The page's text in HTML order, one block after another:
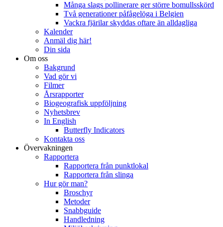
Många slags pollinerare ger större bomullsskörd
Två generationer påfågelöga i Belgien
Vackra fjärilar skyddas oftare än alldagliga
Kalender
Anmäl dig här!
Din sida
Om oss
Bakgrund
Vad gör vi
Filmer
Årsrapporter
Biogeografisk uppföljning
Nyhetsbrev
In English
Butterfly Indicators
Kontakta oss
Övervakningen
Rapportera
Rapportera från punktlokal
Rapportera från slinga
Hur gör man?
Broschyr
Metoder
Snabbguide
Handledning